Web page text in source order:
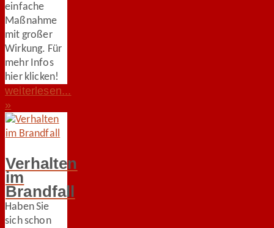
einfache
Maßnahme
mit großer
Wirkung. Für
mehr Infos
hier klicken!
weiterlesen...
»
Verhalten
im
Brandfall
Haben Sie
sich schon